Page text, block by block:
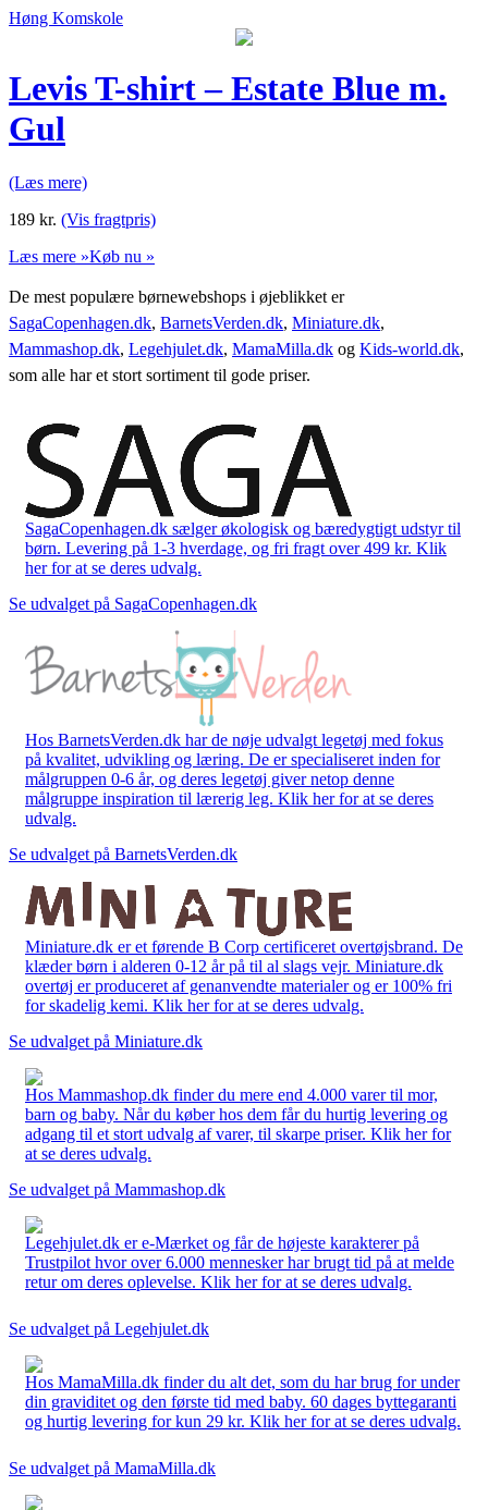
Høng Komskole
Levis T-shirt – Estate Blue m.
Gul
(Læs mere)
189 kr. (Vis fragtpris)
Læs mere »Køb nu »
De mest populære børnewebshops i øjeblikket er
SagaCopenhagen.dk, BarnetsVerden.dk, Miniature.dk,
Mammashop.dk, Legehjulet.dk, MamaMilla.dk og Kids-world.dk,
som alle har et stort sortiment til gode priser.
SagaCopenhagen.dk sælger økologisk og bæredygtigt udstyr til
børn. Levering på 1-3 hverdage, og fri fragt over 499 kr. Klik
her for at se deres udvalg.
Se udvalget på SagaCopenhagen.dk
Hos BarnetsVerden.dk har de nøje udvalgt legetøj med fokus
på kvalitet, udvikling og læring. De er specialiseret inden for
målgruppen 0-6 år, og deres legetøj giver netop denne
målgruppe inspiration til lærerig leg. Klik her for at se deres
udvalg.
Se udvalget på BarnetsVerden.dk
Miniature.dk er et førende B Corp certificeret overtøjsbrand. De
klæder børn i alderen 0-12 år på til al slags vejr. Miniature.dk
overtøj er produceret af genanvendte materialer og er 100% fri
for skadelig kemi. Klik her for at se deres udvalg.
Se udvalget på Miniature.dk
Hos Mammashop.dk finder du mere end 4.000 varer til mor,
barn og baby. Når du køber hos dem får du hurtig levering og
adgang til et stort udvalg af varer, til skarpe priser. Klik her for
at se deres udvalg.
Se udvalget på Mammashop.dk
Legehjulet.dk er e-Mærket og får de højeste karakterer på
Trustpilot hvor over 6.000 mennesker har brugt tid på at melde
retur om deres oplevelse. Klik her for at se deres udvalg.
Se udvalget på Legehjulet.dk
Hos MamaMilla.dk finder du alt det, som du har brug for under
din graviditet og den første tid med baby. 60 dages byttegaranti
og hurtig levering for kun 29 kr. Klik her for at se deres udvalg.
Se udvalget på MamaMilla.dk